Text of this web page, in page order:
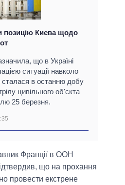
позицію Києва щодо
що в Україні
ситуації навколо
сталася в останню добу
цивільного об'єкта
25 березня.
Франції в ООН
що на прохання
провести екстрене